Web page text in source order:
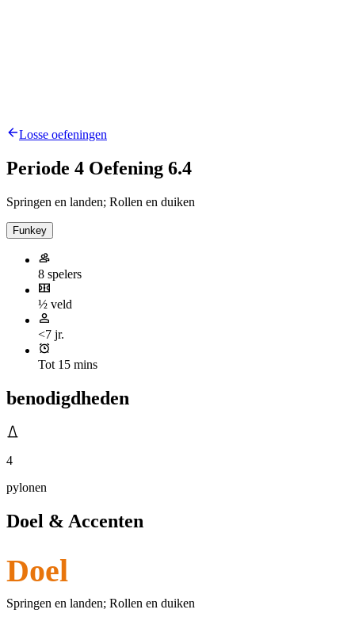
Losse oefeningen
Periode 4 Oefening 6.4
Springen en landen; Rollen en duiken
Funkey
8 spelers
½ veld
<7 jr.
Tot 15 mins
benodigdheden
4
pylonen
Doel & Accenten
Doel
Springen en landen; Rollen en duiken